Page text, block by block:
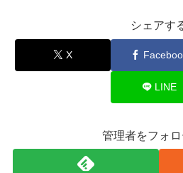
シェアす
X
LINE
管理者をフォ